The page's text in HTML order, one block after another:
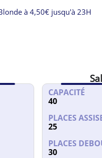
à 4,50€ jusqu'à 23H
CAPACITÉ
40
PLACES
25
PLACES
30